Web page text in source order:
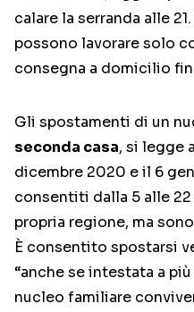
calare la serranda alle 21.
possono lavorare solo
consegna a domicilio
Gli spostamenti di un
seconda casa, si legge
dicembre 2020 e il 6
consentiti dalla 5 alle
propria regione, ma
È consentito spostarsi
“anche se intestata a
nucleo familiare